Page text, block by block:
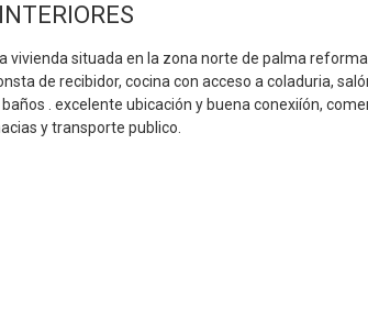
vivienda situada en la zona norte de palma
de recibidor, cocina con acceso a coladuria,
. excelente ubicación y buena conexiíón,
y transporte publico.